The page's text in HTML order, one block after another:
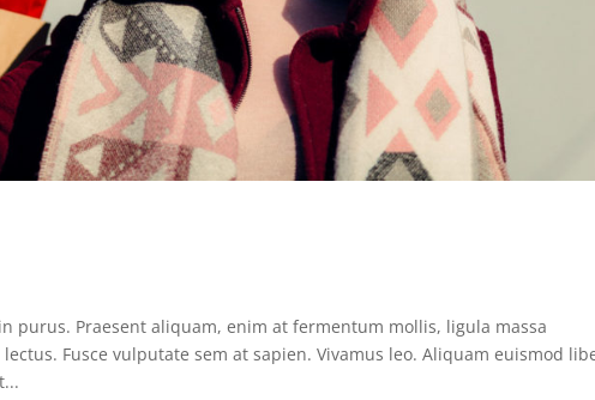
purus. Praesent aliquam, enim at fermentum mollis, ligula massa
Fusce vulputate sem at sapien. Vivamus leo. Aliquam euismod